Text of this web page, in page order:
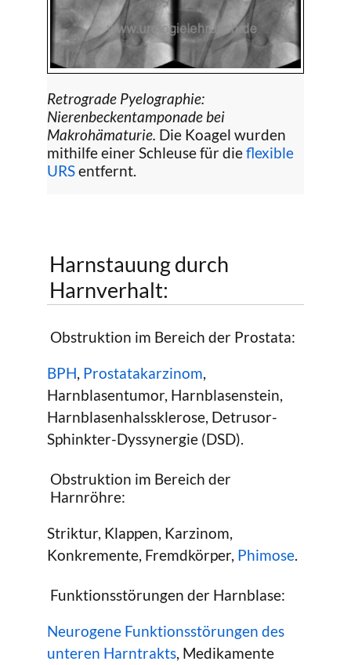
Retrograde Pyelographie:
Nierenbeckentamponade bei
Makrohämaturie. Die Koagel wurden
mithilfe einer Schleuse für dieflexible
URSentfernt.
Harnstauung durch
Harnverhalt:
Obstruktion im Bereich der Prostata:
BPH, Prostatakarzinom,
Harnblasentumor, Harnblasenstein,
Harnblasenhalssklerose, Detrusor-
Sphinkter-Dyssynergie (DSD).
Obstruktion im Bereich der
Harnröhre:
Striktur, Klappen, Karzinom,
Konkremente, Fremdkörper, Phimose.
Funktionsstörungen der Harnblase:
Neurogene Funktionsstörungen des
unteren Harntrakts, Medikamente